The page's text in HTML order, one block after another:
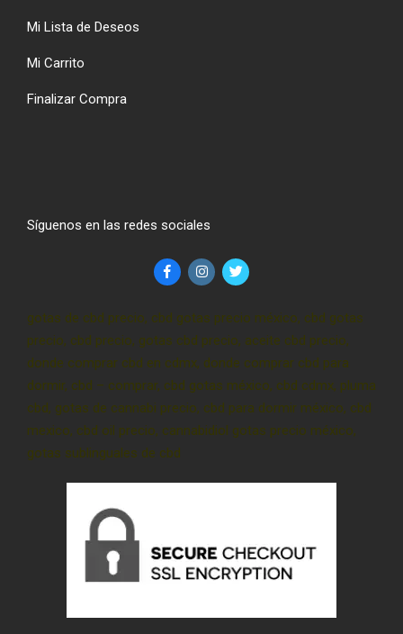
Mi Lista de Deseos
Mi Carrito
Finalizar Compra
Síguenos en las redes sociales
gotas de cbd precio, cbd gotas precio méxico, cbd gotas
precio, cbd precio, gotas cbd precio, aceite cbd precio,
donde comprar cbd en cdmx, donde comprar cbd para
dormir, cbd – comprar, cbd gotas méxico, cbd cdmx, pluma
cbd, gotas de cannabi precio, cbd para dormir méxico, cbd
mexico, cbd oil precio, cannabidiol gotas precio méxico,
gotas sublinguales de cbd